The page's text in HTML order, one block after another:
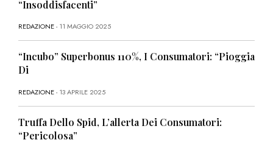
“Insoddisfacenti”
REDAZIONE- 11 MAGGIO 2025
“Incubo” Superbonus 110%, I Consumatori: “Pioggia
Di
REDAZIONE- 13 APRILE 2025
Truffa Dello Spid, L’allerta Dei Consumatori:
“Pericolosa”